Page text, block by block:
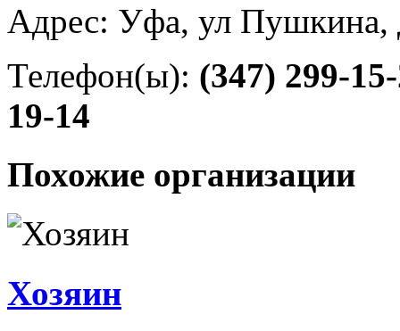
Адрес: Уфа, ул Пушкина,
Телефон(ы): (347) 299-
19-14
Похожие организации
Хозяин